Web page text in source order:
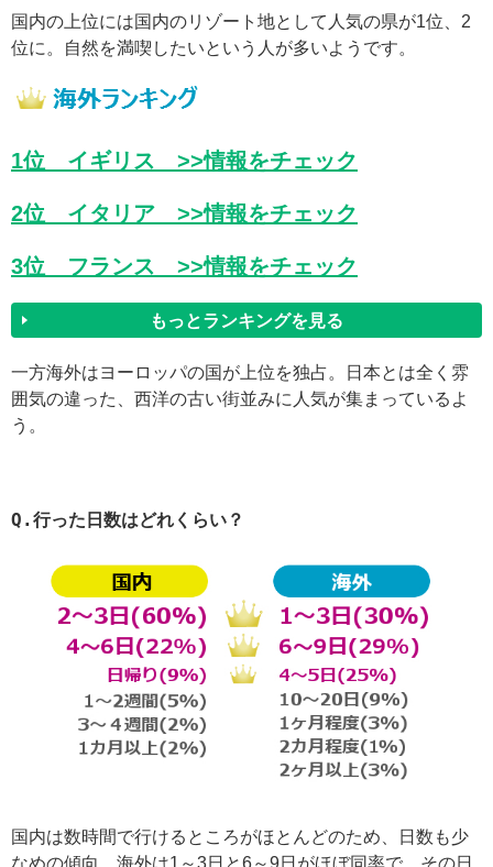
国内の上位には国内のリゾート地として人気の県が1位、2
位に。自然を満喫したいという人が多いようです。
1位 イギリス >>情報をチェック
2位 イタリア >>情報をチェック
3位 フランス >>情報をチェック
もっとランキングを見る
一方海外はヨーロッパの国が上位を独占。日本とは全く雰
囲気の違った、西洋の古い街並みに人気が集まっているよ
う。
Q. 行った日数はどれくらい？
国内は数時間で行けるところがほとんどのため、日数も少
なめの傾向。海外は1～3日と6～9日がほぼ同率で、その日